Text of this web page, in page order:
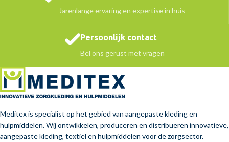
Jarenlange ervaring en expertise in huis
Persoonlijk contact
Bel ons gerust met vragen
Meditex is specialist op het gebied van aangepaste kleding en
hulpmiddelen. Wij ontwikkelen, produceren en distribueren innovatieve,
aangepaste kleding, textiel en hulpmiddelen voor de zorgsector.